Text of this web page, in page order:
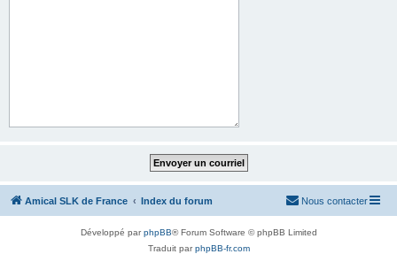
Amical SLK de France Index du forum Nous contacter
Développé parphpBB® Forum Software © phpBB Limited
Traduit parphpBB-fr.com